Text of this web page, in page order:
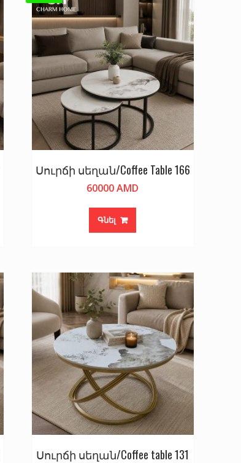
Սուրճի սեղան/Coffee Table 166
60000AMD
Գնել
Սուրճի սեղան/Coffee table 131